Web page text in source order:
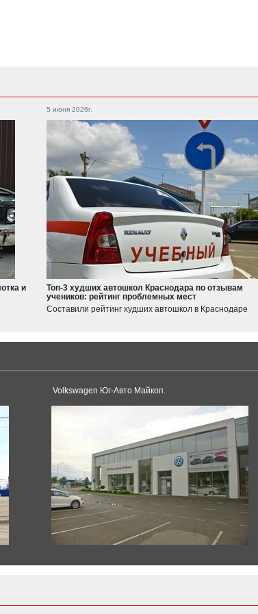
Legacy
XV
Outback
WRX
Forester
BRZ
Suzuki
Jimny
Swift
Model 3
Model S
Toyota
Land Cruiser
Corolla
Supra
Land Cruiser Prado
Camry
Alphard
Hilux
Geely
Emgrand
Atlas
Haval
Dacia
Duster
Sandero
Logan
Pagani
и
5 июня 2026г.
Топ-3 худших автошкол Краснодара по отзывам
учеников: рейтинг проблемных мест
Составили рейтинг худших автошкол в Краснодаре
Volkswagen Юг-Авто Майкоп.